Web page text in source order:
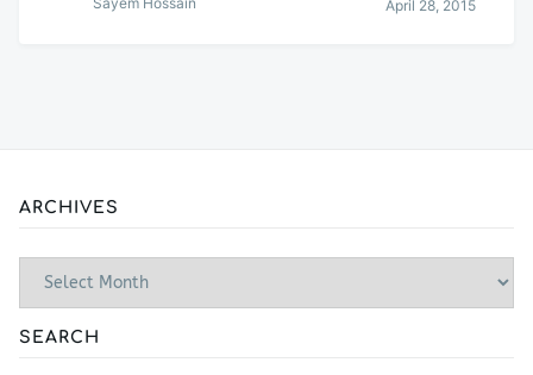
April 28, 2015
ARCHIVES
SEARCH